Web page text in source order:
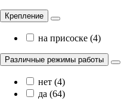
Крепление
на присоске (4)
Различные режимы работы
нет (4)
да (64)